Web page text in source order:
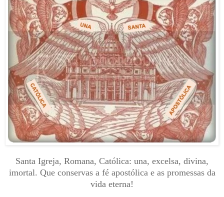
Santa Igreja, Romana, Católica: una, excelsa, divina,
imortal. Que conservas a fé apostólica e as promessas da
vida eterna!